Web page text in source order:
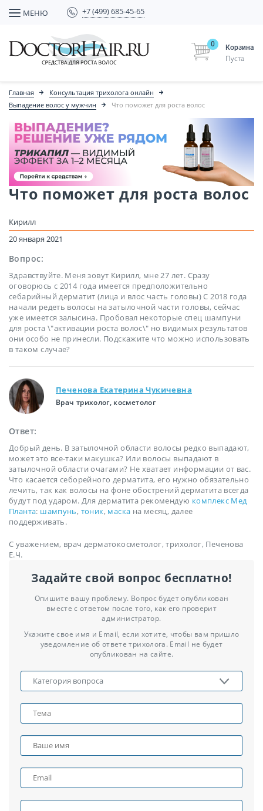
МЕНЮ +7 (499) 685-45-65
Корзина
0
Пуста
Главная
Консультация трихолога онлайн
Выпадение волос у мужчин
Что поможет для роста волос
Что поможет для роста волос
Кирилл
20 января 2021
Вопрос:
Здравствуйте. Меня зовут Кирилл, мне 27 лет. Сразу
оговорюсь с 2014 года имеется предположительно
себарийный дерматит (лица и влос часть головы) С 2018 года
начали редеть волосы на затылочной части головы, сейчас
уже имеется залысина. Пробовал некоторые спец шампуни
для роста \"активации роста волос\" но видимых результатов
они особо не принесли. Подскажите что можно использовать
в таком случае?
Печенова Екатерина Чукичевна
Врач трихолог, косметолог
Ответ:
Добрый день. В затылочной области волосы редко выпадают,
может это все-таки макушка? Или волосы выпадают в
затылочной области очагами? Не хватает информации от вас.
Что касается себорейного дерматита, его нужно обязательно
лечить, так как волосы на фоне обострений дерматита всегда
будут под ударом. Для дерматита рекомендую комплекс Мед
Планта: шампунь, тоник, маска на месяц, далее
поддерживать.
С уважением, врач дерматокосметолог, трихолог, Печенова
Е.Ч.
Задайте свой вопрос бесплатно!
Опишите вашу проблему. Вопрос будет опубликован
вместе с ответом после того, как его проверит
администратор.
Укажите свое имя и Email, если хотите, чтобы вам пришло
уведомление об ответе трихолога. Email не будет
опубликован на сайте.